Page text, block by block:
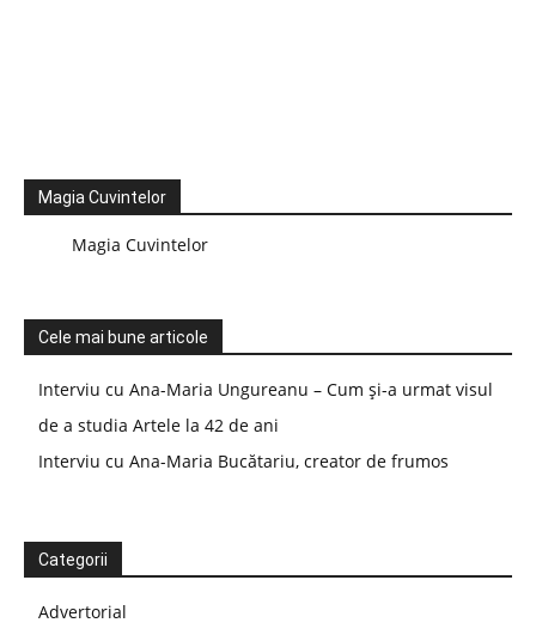
Magia Cuvintelor
Magia Cuvintelor
Cele mai bune articole
Interviu cu Ana-Maria Ungureanu – Cum și-a urmat visul
de a studia Artele la 42 de ani
Interviu cu Ana-Maria Bucătariu, creator de frumos
Categorii
Advertorial